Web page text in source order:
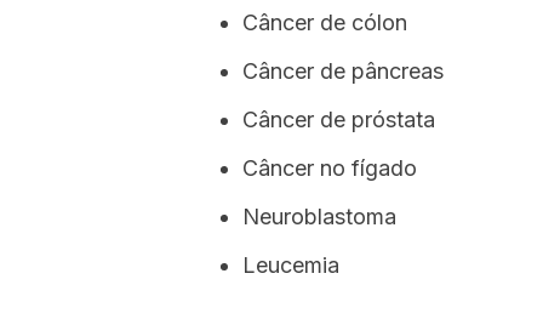
Câncer de cólon
Câncer de pâncreas
Câncer de próstata
Câncer no fígado
Neuroblastoma
Leucemia